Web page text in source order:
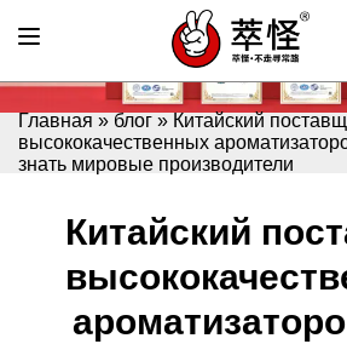
Главная » блог » Китайский
высококачественных
знать мировые производители
Китайский